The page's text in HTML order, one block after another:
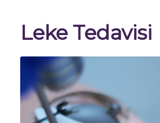
Leke Tedavisi